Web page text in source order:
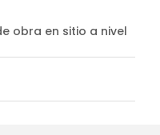
obra en sitio a nivel